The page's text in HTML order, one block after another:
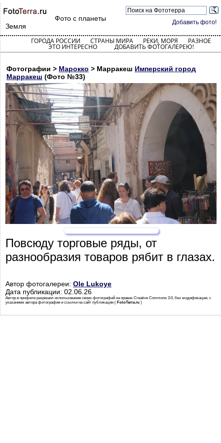
Добавить фото!
Фото с планеты
Земля
ГОРОДА РОССИИ СТРАНЫ МИРА РЕКИ, МОРЯ РАЗНОЕ
ЭТО ИНТЕРЕСНО ДОБАВИТЬ ФОТОГАЛЕРЕЮ!
Фотографии > Марокко > Марракеш Имперский город
Марракеш (Фото №33)
Повсюду торговые ряды, от
разнообразия товаров рябит в глазах.
Автор фотогалереи: Ole Lukoye
Дата публикации: 02.06.26
Автор в профиле разрешил использование своих фотографий на правах Creative Commons 3.0, без модификации, с
указанием автора фотографии и ссылки на сайт публикации ( FotoTerra.ru )